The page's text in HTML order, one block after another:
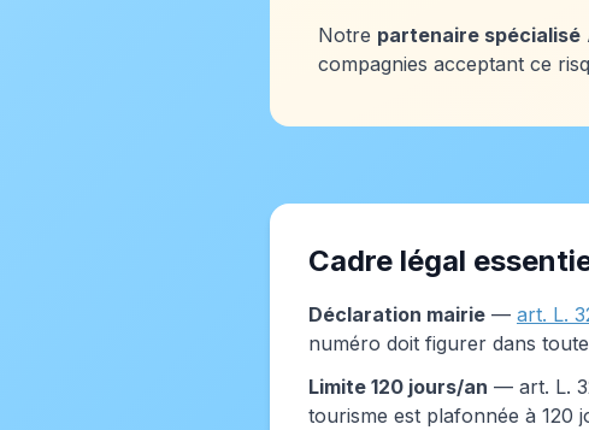
Notre partenaire spécialisé
compagnies acceptant ce
Cadre légal
Déclaration mairie — art. L.
numéro doit figurer dans
Limite 120 jours/an — art. L.
tourisme est plafonnée à 120